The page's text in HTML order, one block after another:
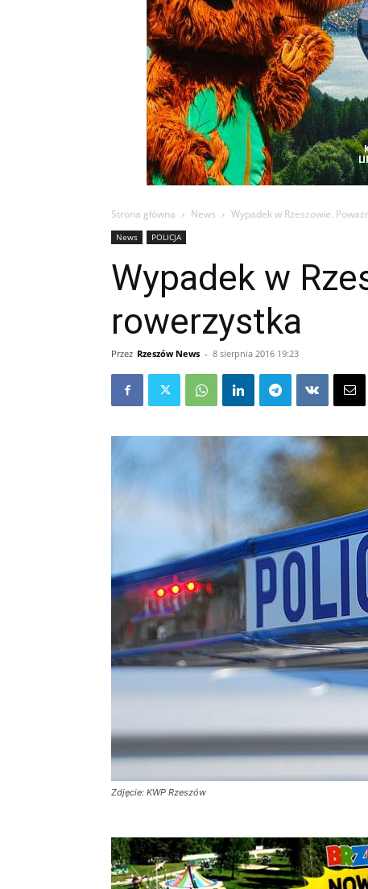
Strona główna News Wypadek w Rzeszowie.
News POLICJA
Wypadek w
rowerzystka
Przez Rzeszów News - 8 sierpnia 2016 19:23
Zdjęcie: KWP Rzeszów